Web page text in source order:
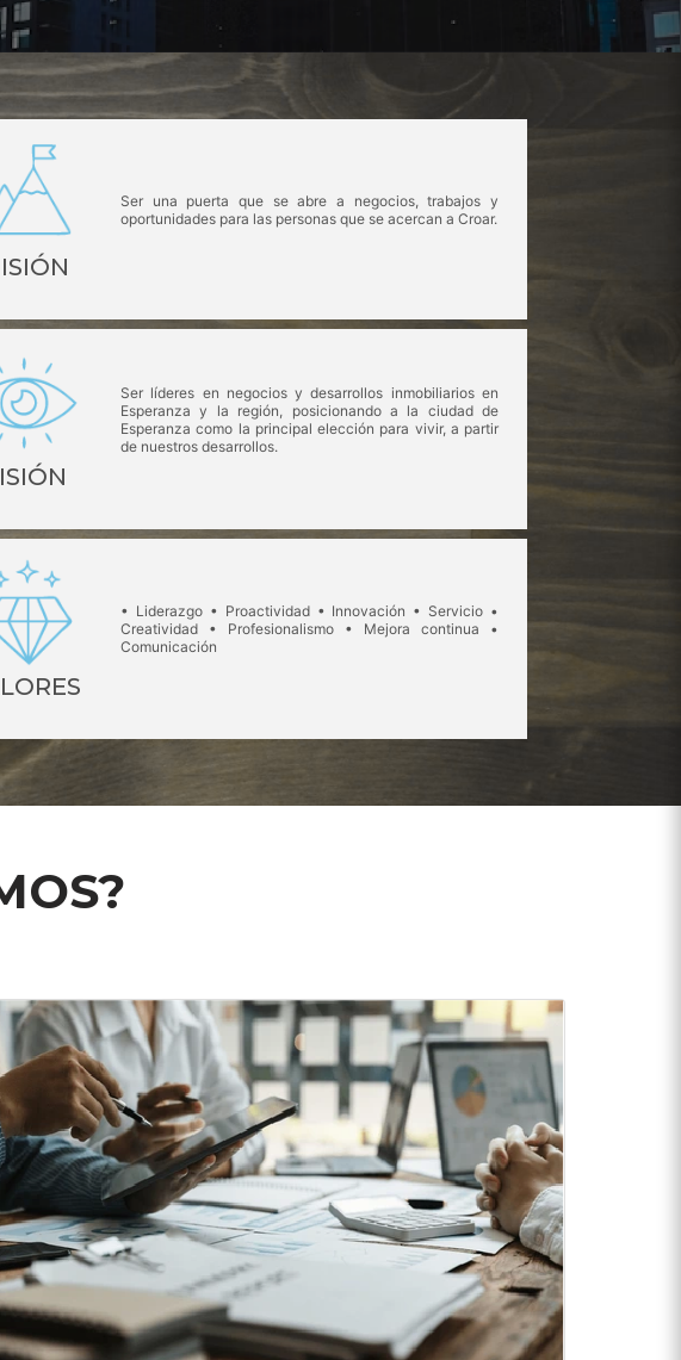
Ser una puerta que se abre a negocios, trabajos y
oportunidades para las personas que se acercan a Croar.
Ser líderes en negocios y desarrollos inmobiliarios en
Esperanza y la región, posicionando a la ciudad de
Esperanza como la principal elección para vivir, a partir
de nuestros desarrollos.
• Liderazgo • Proactividad • Innovación • Servicio •
Creatividad • Profesionalismo • Mejora continua •
Comunicación